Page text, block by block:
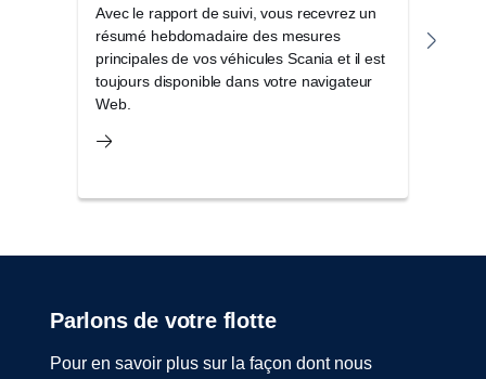
Avec le rapport de suivi, vous recevrez un
résumé hebdomadaire des mesures
principales de vos véhicules Scania et il est
toujours disponible dans votre navigateur
Web.
Parlons de votre flotte
Pour en savoir plus sur la façon dont nous